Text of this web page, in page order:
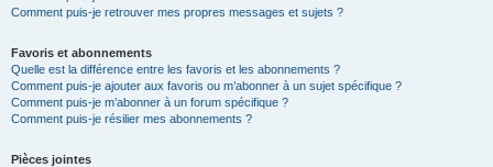
Comment puis-je retrouver mes propres messages et sujets ?
Favoris et abonnements
Quelle est la différence entre les favoris et les abonnements ?
Comment puis-je ajouter aux favoris ou m’abonner à un sujet spécifique ?
Comment puis-je m’abonner à un forum spécifique ?
Comment puis-je résilier mes abonnements ?
Pièces jointes